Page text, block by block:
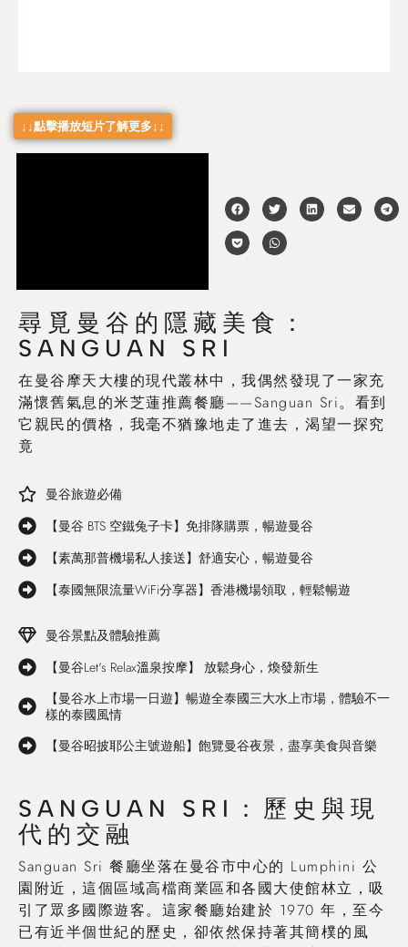
↓↓點擊播放短片了解更多↓↓
尋覓曼谷的隱藏美食：
SANGUAN SRI
在曼谷摩天大樓的現代叢林中，我偶然發現了一家充
滿懷舊氣息的米芝蓮推薦餐廳——Sanguan Sri。看到
它親民的價格，我毫不猶豫地走了進去，渴望一探究
竟
曼谷旅遊必備
【曼谷 BTS 空鐵兔子卡】免排隊購票，暢遊曼谷
【素萬那普機場私人接送】舒適安心，暢遊曼谷
【泰國無限流量WiFi分享器】香港機場領取，輕鬆暢遊
曼谷景點及體驗推薦
【曼谷Let's Relax溫泉按摩】 放鬆身心，煥發新生
【曼谷水上市場一日遊】暢遊全泰國三大水上市場，體驗不一
樣的泰國風情
【曼谷昭披耶公主號遊船】飽覽曼谷夜景，盡享美食與音樂
SANGUAN SRI：歷史與現
代的交融
Sanguan Sri 餐廳坐落在曼谷市中心的 Lumphini 公
園附近，這個區域高檔商業區和各國大使館林立，吸
引了眾多國際遊客。這家餐廳始建於 1970 年，至今
已有近半個世紀的歷史，卻依然保持著其簡樸的風